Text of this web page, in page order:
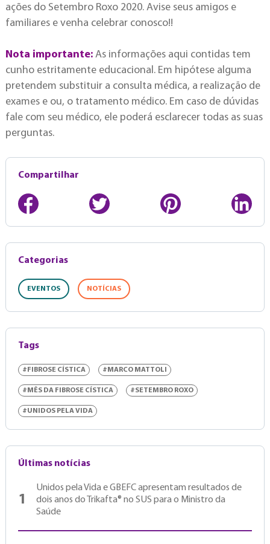
ações do Setembro Roxo 2020. Avise seus amigos e
familiares e venha celebrar conosco!!
Nota importante: As informações aqui contidas tem
cunho estritamente educacional. Em hipótese alguma
pretendem substituir a consulta médica, a realização de
exames e ou, o tratamento médico. Em caso de dúvidas
fale com seu médico, ele poderá esclarecer todas as suas
perguntas.
Compartilhar
Categorias
EVENTOS NOTÍCIAS
Tags
#FIBROSE CÍSTICA #MARCO MATTOLI
#MÊS DA FIBROSE CÍSTICA #SETEMBRO ROXO
#UNIDOS PELA VIDA
Últimas notícias
1
Unidos pela Vida e GBEFC apresentam resultados de
dois anos do Trikafta® no SUS para o Ministro da
Saúde